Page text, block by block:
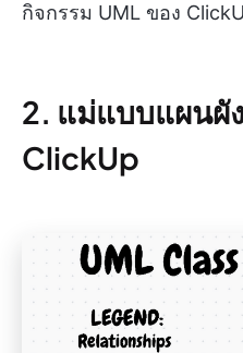
กิจกรรม UML ของ
2. แม่แบบแผนผั
ClickUp